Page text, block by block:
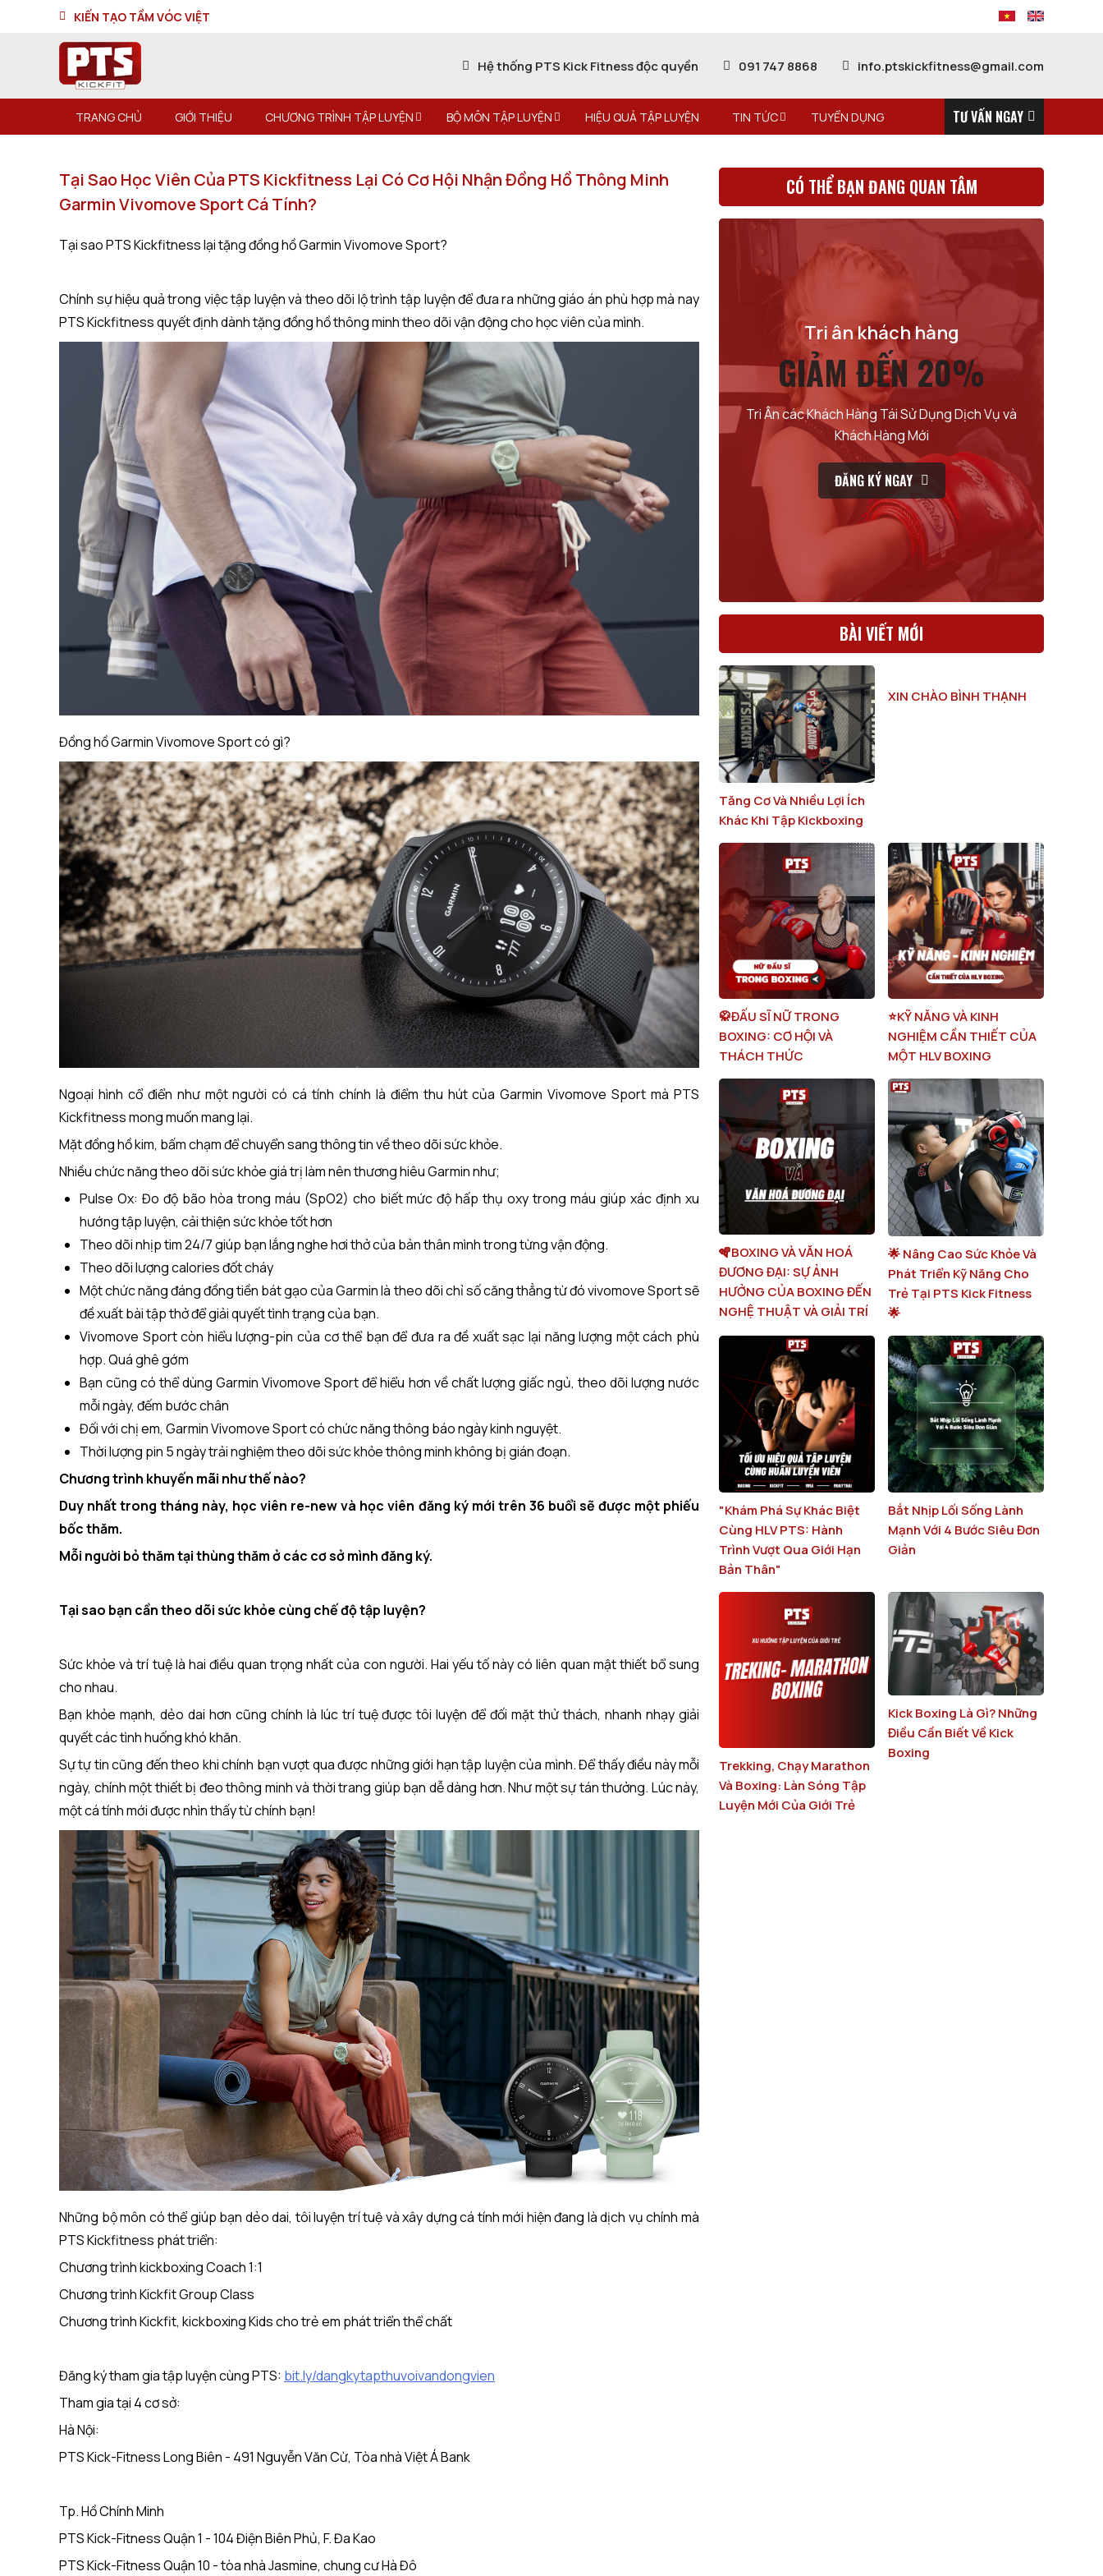
KIẾN TẠO TẦM VÓC VIỆT
Hệ thống PTS Kick Fitness độc quyền 091 747 8868 info.ptskickfitness@gmail.com
TRANG CHỦ GIỚI THIỆU CHƯƠNG TRÌNH TẬP LUYỆN BỘ MÔN TẬP LUYỆN HIỆU QUẢ TẬP LUYỆN TIN TỨC TUYỂN DỤNG TƯ VẤN NGAY
Tại Sao Học Viên Của PTS Kickfitness Lại Có Cơ Hội Nhận Đồng Hồ Thông Minh
Garmin Vivomove Sport Cá Tính?
Tại sao PTS Kickfitness lại tặng đồng hồ Garmin Vivomove Sport?
Chính sự hiệu quả trong việc tập luyện và theo dõi lộ trình tập luyện để đưa ra những giáo án phù hợp mà nay
PTS Kickfitness quyết định dành tặng đồng hồ thông minh theo dõi vận động cho học viên của mình.
Đồng hồ Garmin Vivomove Sport có gì?
Ngoại hình cổ điển như một người có cá tính chính là điểm thu hút của Garmin Vivomove Sport mà PTS
Kickfitness mong muốn mang lại.
Mặt đồng hồ kim, bấm chạm để chuyển sang thông tin về theo dõi sức khỏe.
Nhiều chức năng theo dõi sức khỏe giá trị làm nên thương hiêu Garmin như;
Pulse Ox: Đo độ bão hòa trong máu (SpO2) cho biết mức độ hấp thụ oxy trong máu giúp xác định xu
hướng tập luyện, cải thiện sức khỏe tốt hơn
Theo dõi nhịp tim 24/7 giúp bạn lắng nghe hơi thở của bản thân mình trong từng vận động.
Theo dõi lượng calories đốt cháy
Một chức năng đáng đồng tiền bát gạo của Garmin là theo dõi chỉ số căng thẳng từ đó vivomove Sport sẽ
đề xuất bài tập thở để giải quyết tình trạng của bạn.
Vivomove Sport còn hiểu lượng-pin của cơ thể bạn để đưa ra đề xuất sạc lại năng lượng một cách phù
hợp. Quá ghê gớm
Bạn cũng có thể dùng Garmin Vivomove Sport để hiểu hơn về chất lượng giấc ngủ, theo dõi lượng nước
mỗi ngày, đếm bước chân
Đối với chị em, Garmin Vivomove Sport có chức năng thông báo ngày kinh nguyệt.
Thời lượng pin 5 ngày trải nghiệm theo dõi sức khỏe thông minh không bị gián đoạn.
Chương trình khuyến mãi như thế nào?
Duy nhất trong tháng này, học viên re-new và học viên đăng ký mới trên 36 buổi sẽ được một phiếu
bốc thăm.
Mỗi người bỏ thăm tại thùng thăm ở các cơ sở mình đăng ký.
Tại sao bạn cần theo dõi sức khỏe cùng chế độ tập luyện?
Sức khỏe và trí tuệ là hai điều quan trọng nhất của con người. Hai yếu tố này có liên quan mật thiết bổ sung
cho nhau.
Bạn khỏe mạnh, dẻo dai hơn cũng chính là lúc trí tuệ được tôi luyện để đối mặt thử thách, nhanh nhạy giải
quyết các tình huống khó khăn.
Sự tự tin cũng đến theo khi chính bạn vượt qua được những giới hạn tập luyện của mình. Để thấy điều này mỗi
ngày, chính một thiết bị đeo thông minh và thời trang giúp bạn dễ dàng hơn. Như một sự tán thưởng. Lúc này,
một cá tính mới được nhìn thấy từ chính bạn!
Những bộ môn có thể giúp bạn dẻo dai, tôi luyện trí tuệ và xây dựng cá tính mới hiện đang là dịch vụ chính mà
PTS Kickfitness phát triển:
Chương trình kickboxing Coach 1:1
Chương trình Kickfit Group Class
Chương trình Kickfit, kickboxing Kids cho trẻ em phát triển thể chất
Đăng ký tham gia tập luyện cùng PTS: bit.ly/dangkytapthuvoivandongvien
Tham gia tại 4 cơ sở:
Hà Nội:
PTS Kick-Fitness Long Biên - 491 Nguyễn Văn Cừ, Tòa nhà Việt Á Bank
Tp. Hồ Chính Minh
PTS Kick-Fitness Quận 1 - 104 Điện Biên Phủ, F. Đa Kao
PTS Kick-Fitness Quận 10 - tòa nhà Jasmine, chung cư Hà Đô
CÓ THỂ BẠN ĐANG QUAN TÂM
Tri ân khách hàng
GIẢM ĐẾN 20%
Tri Ân các Khách Hàng Tái Sử Dụng Dịch Vụ và
Khách Hàng Mới
ĐĂNG KÝ NGAY
BÀI VIẾT MỚI
Tăng Cơ Và Nhiều Lợi Ích
Khác Khi Tập Kickboxing
XIN CHÀO BÌNH THẠNH
🥋ĐẤU SĨ NỮ TRONG
BOXING: CƠ HỘI VÀ
THÁCH THỨC
⭐️KỸ NĂNG VÀ KINH
NGHIỆM CẦN THIẾT CỦA
MỘT HLV BOXING
🪇BOXING VÀ VĂN HOÁ
ĐƯƠNG ĐẠI: SỰ ẢNH
HƯỞNG CỦA BOXING ĐẾN
NGHỆ THUẬT VÀ GIẢI TRÍ
🌟 Nâng Cao Sức Khỏe Và
Phát Triển Kỹ Năng Cho
Trẻ Tại PTS Kick Fitness
🌟
"Khám Phá Sự Khác Biệt
Cùng HLV PTS: Hành
Trình Vượt Qua Giới Hạn
Bản Thân"
Bắt Nhịp Lối Sống Lành
Mạnh Với 4 Bước Siêu Đơn
Giản
Trekking, Chạy Marathon
Và Boxing: Làn Sóng Tập
Luyện Mới Của Giới Trẻ
Kick Boxing Là Gì? Những
Điều Cần Biết Về Kick
Boxing